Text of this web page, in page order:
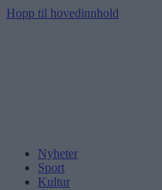
Hopp til hovedinnhold
Nyheter
Sport
Kultur